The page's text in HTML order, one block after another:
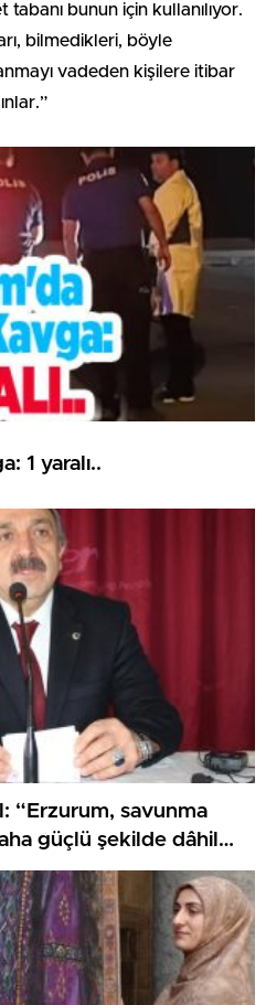
tabanı bunun için kullanılıyor.
bilmedikleri, böyle
vadeden kişilere itibar
1 yaralı..
“Erzurum, savunma
güçlü şekilde dâhil